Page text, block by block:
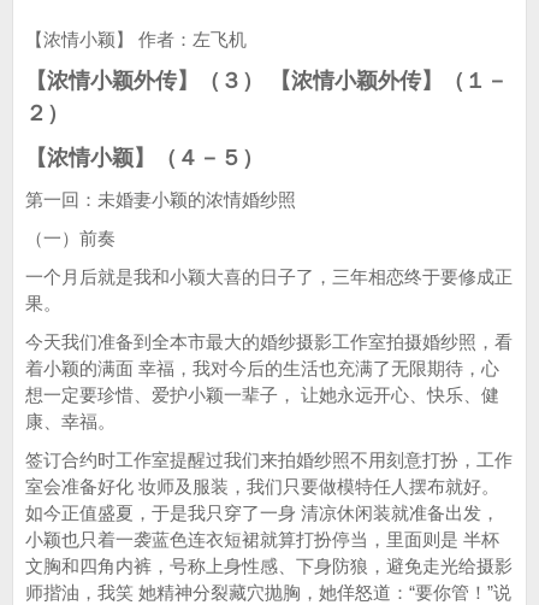
【浓情小颖】 作者：左飞机
【浓情小颖外传】（３） 【浓情小颖外传】（１－
２）
【浓情小颖】（４－５）
第一回：未婚妻小颖的浓情婚纱照
（一）前奏
一个月后就是我和小颖大喜的日子了，三年相恋终于要修成正
果。
今天我们准备到全本市最大的婚纱摄影工作室拍摄婚纱照，看
着小颖的满面 幸福，我对今后的生活也充满了无限期待，心
想一定要珍惜、爱护小颖一辈子， 让她永远开心、快乐、健
康、幸福。
签订合约时工作室提醒过我们来拍婚纱照不用刻意打扮，工作
室会准备好化 妆师及服装，我们只要做模特任人摆布就好。
如今正值盛夏，于是我只穿了一身 清凉休闲装就准备出发，
小颖也只着一袭蓝色连衣短裙就算打扮停当，里面则是 半杯
文胸和四角内裤，号称上身性感、下身防狼，避免走光给摄影
师揩油，我笑 她精神分裂藏穴抛胸，她佯怒道：“要你管！”说